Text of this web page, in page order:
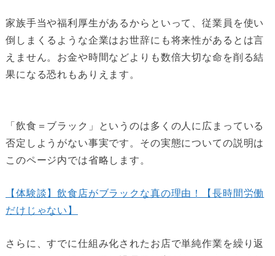
家族手当や福利厚生があるからといって、従業員を使い
倒しまくるような企業はお世辞にも将来性があるとは言
えません。お金や時間などよりも数倍大切な命を削る結
果になる恐れもありえます。
「飲食＝ブラック」というのは多くの人に広まっている
否定しようがない事実です。その実態についての説明は
このページ内では省略します。
【体験談】飲食店がブラックな真の理由！【長時間労働
だけじゃない】
さらに、すでに仕組み化されたお店で単純作業を繰り返